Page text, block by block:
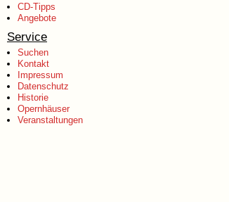
CD-Tipps
Angebote
Service
Suchen
Kontakt
Impressum
Datenschutz
Historie
Opernhäuser
Veranstaltungen